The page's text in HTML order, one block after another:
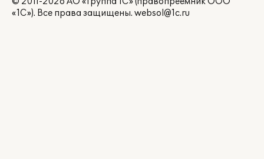
«1С»). Все права защищены. websol@1c.ru